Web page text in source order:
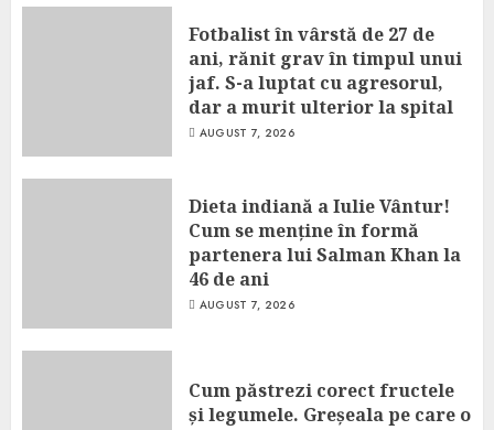
Fotbalist în vârstă de 27 de
ani, rănit grav în timpul unui
jaf. S-a luptat cu agresorul,
dar a murit ulterior la spital
AUGUST 7, 2026
Dieta indiană a Iulie Vântur!
Cum se menține în formă
partenera lui Salman Khan la
46 de ani
AUGUST 7, 2026
Cum păstrezi corect fructele
și legumele. Greșeala pe care o